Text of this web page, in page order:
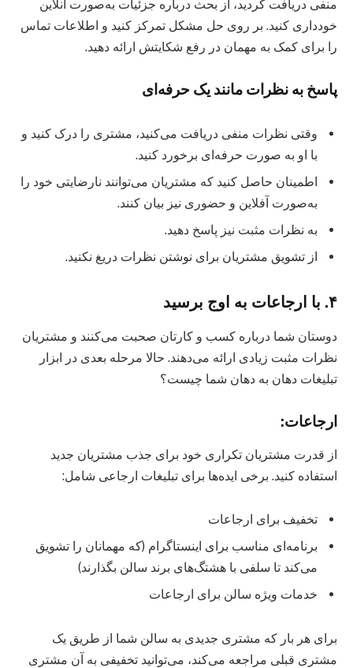
منفی دریافت کردید، از بحث درباره جزئیات به‌صورت آنلاین
خودداری کنید. بر روی حل مشکل تمرکز کنید و اطلاعات تماس
را برای کمک به مهمان در رفع شکایتش ارائه دهید.
پاسخ به نظرات مانند یک حرفه‌ای
وقتی نظرات منفی دریافت می‌کنید، مشتری را درک کنید و
با او به صورت حرفه‌ای برخورد کنید.
اطمینان حاصل کنید که مشتریان می‌توانند نارضایتی خود را
به‌صورت آفلاین و حضوری نیز بیان کنند.
به نظرات مثبت نیز پاسخ دهید.
از تشویق مشتریان برای نوشتن نظرات دریغ نکنید.
۴. با ارجاعات به اوج برسید
دوستان شما درباره کسب و کارتان صحبت می‌کنند و مشتریان
نظرات مثبت زیادی ارائه می‌دهند. حالا مرحله بعدی در ابزار
تبلیغات دهان به دهان شما چیست؟
ارجاعات:
از قدرت مشتریان تکراری خود برای جذب مشتریان جدید
استفاده کنید. برخی ایده‌ها برای تبلیغات ارجاعی شامل:
تخفیف برای ارجاعات
برنامه‌ای مناسب برای اینستاگرام (که مهمانان را تشویق
می‌کند تا سلفی با هشتگ‌های برند سالن بگذارند)
خدمات ویژه سالن برای ارجاعات
برای هر بار که مشتری جدیدی به سالن شما از طریق یک
مشتری قبلی مراجعه می‌کند، می‌توانید تخفیفی به آن مشتری